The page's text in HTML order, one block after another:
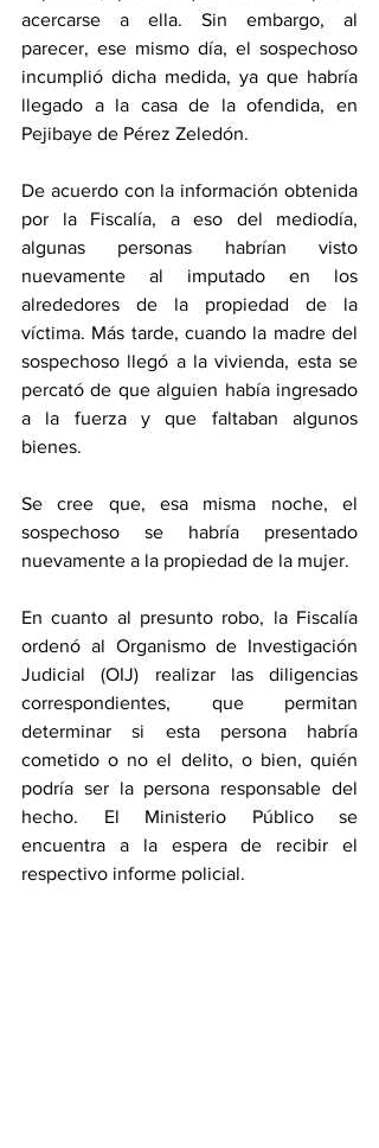
acercarse a ella. Sin embargo, al
parecer, ese mismo día, el sospechoso
incumplió dicha medida, ya que habría
llegado a la casa de la ofendida, en
Pejibaye de Pérez Zeledón.
De acuerdo con la información obtenida
por la Fiscalía, a eso del mediodía,
algunas personas habrían visto
nuevamente al imputado en los
alrededores de la propiedad de la
víctima. Más tarde, cuando la madre del
sospechoso llegó a la vivienda, esta se
percató de que alguien había ingresado
a la fuerza y que faltaban algunos
bienes.
Se cree que, esa misma noche, el
sospechoso se habría presentado
nuevamente a la propiedad de la mujer.
En cuanto al presunto robo, la Fiscalía
ordenó al Organismo de Investigación
Judicial (OIJ) realizar las diligencias
correspondientes, que permitan
determinar si esta persona habría
cometido o no el delito, o bien, quién
podría ser la persona responsable del
hecho. El Ministerio Público se
encuentra a la espera de recibir el
respectivo informe policial.